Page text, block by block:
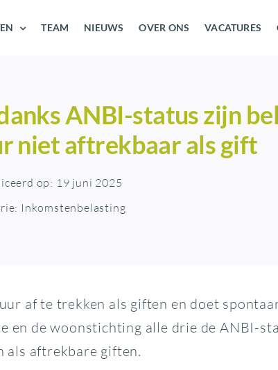
TEAM NIEUWS OVER ONS VACATURES
ANBI-status zijn
niet aftrekbaar als gift
op: 19 juni 2025
Inkomstenbelasting
af te trekken als giften en doet
en de woonstichting alle drie de ANBI-
als aftrekbare giften.